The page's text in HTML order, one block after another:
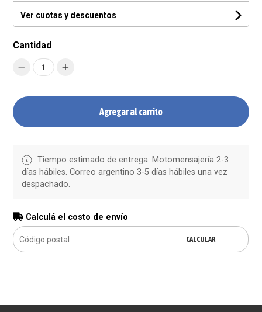
Ver cuotas y descuentos
Cantidad
1
Agregar al carrito
Tiempo estimado de entrega: Motomensajería 2-3
días hábiles. Correo argentino 3-5 días hábiles una vez
despachado.
Calculá el costo de envío
CALCULAR